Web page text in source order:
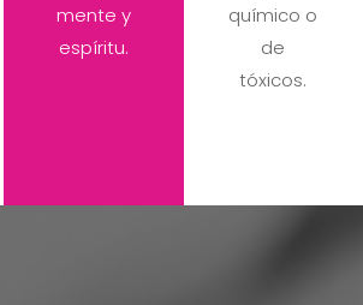
mente y
espíritu.
químico o
de
tóxicos.